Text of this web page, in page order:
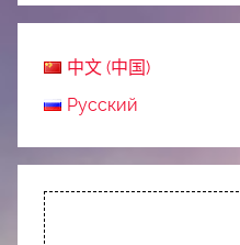
中文 (中国)
Русский